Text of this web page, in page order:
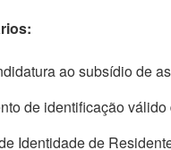
ao subsídio de
de identificação válido
Identidade de